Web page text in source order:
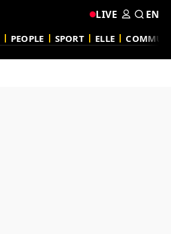
PEOPLE SPORT ELLE
LIVE EN